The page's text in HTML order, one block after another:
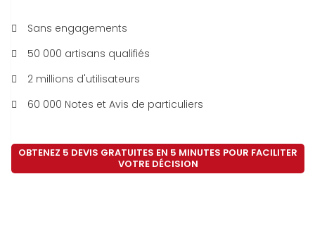
Sans engagements
50 000 artisans qualifiés
2 millions d'utilisateurs
60 000 Notes et Avis de particuliers
OBTENEZ 5 DEVIS GRATUITES EN 5 MINUTES POUR FACILITER
VOTRE DÉCISION